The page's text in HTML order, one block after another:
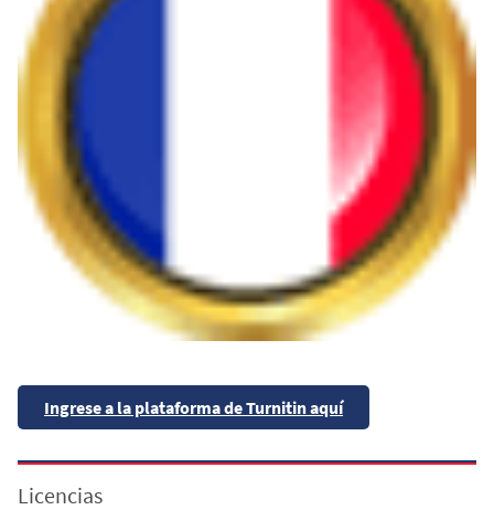
Ingrese a la plataforma de Turnitin aquí
Licencias